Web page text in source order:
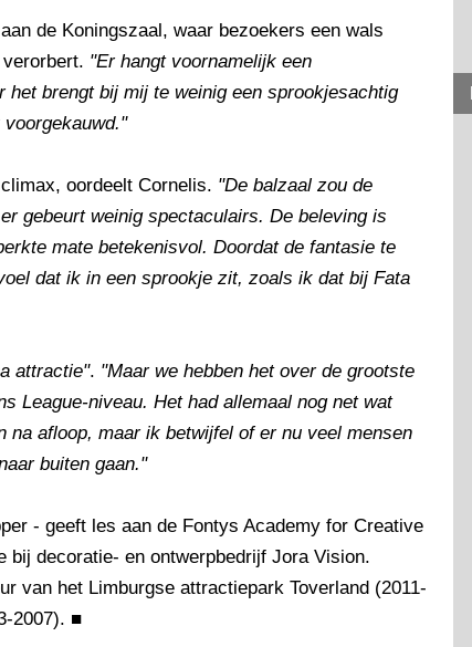
de Koningszaal, waar bezoekers een wals
"Er hangt voornamelijk een
brengt bij mij te weinig een sprookjesachtig
oordeelt Cornelis. "De balzaal zou de
gebeurt weinig spectaculairs. De beleving is
mate betekenisvol. Doordat de fantasie te
dat ik in een sprookje zit, zoals ik dat bij Fata
attractie". "Maar we hebben het over de grootste
League-niveau. Het had allemaal nog net wat
afloop, maar ik betwijfel of er nu veel mensen
buiten gaan."
- geeft les aan de Fontys Academy for Creative
bij decoratie- en ontwerpbedrijf Jora Vision.
van het Limburgse attractiepark Toverland (2011-
2007). ■